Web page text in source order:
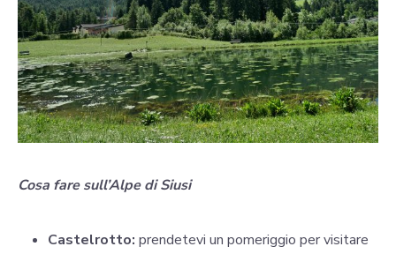
Cosa fare sull’Alpe di Siusi
Castelrotto: prendetevi un pomeriggio per visitare